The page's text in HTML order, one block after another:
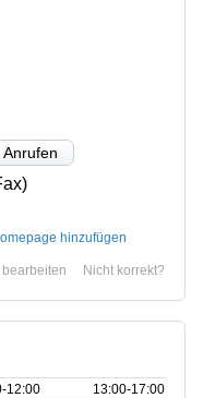
Anrufen
hinzufügen
Nicht korrekt?
13:00‑17:00